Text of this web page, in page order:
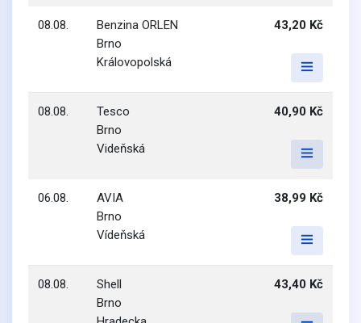
08.08.
Benzina ORLEN
Brno
Královopolská
43,20 Kč
08.08.
Tesco
Brno
Videňská
40,90 Kč
06.08.
AVIA
Brno
Vídeňská
38,99 Kč
08.08.
Shell
Brno
43,40 Kč